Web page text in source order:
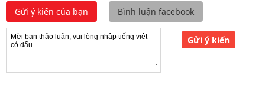
Gửi ý kiến của bạn Bình luận facebook
Gửi ý kiến